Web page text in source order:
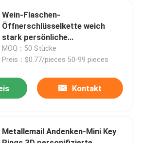
Wein-Flaschen-
Öffnerschlüsselkette weich
stark persönliche
Metallschlüsselringe emaillieren
MOQ：50 Stücke
Preis：$0.77/pieces 50-99 pieces
Kontakt
Metallemail Andenken-Mini Key